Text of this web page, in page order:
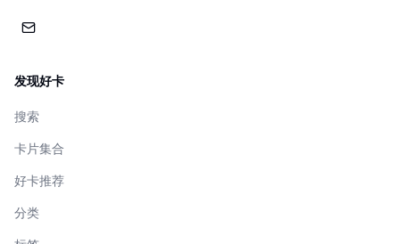
发现好卡
搜索
卡片集合
好卡推荐
分类